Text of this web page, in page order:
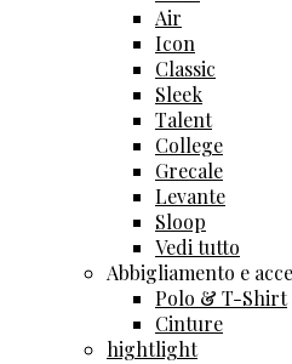
Air
Icon
Classic
Sleek
Talent
College
Grecale
Levante
Sloop
Vedi tutto
Abbigliamento e
Polo & T-Shirt
Cinture
hightlight